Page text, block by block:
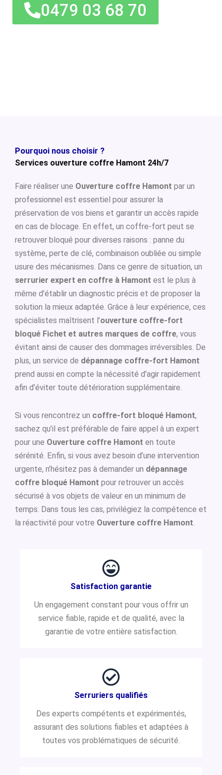
0479 03 68 70
Pourquoi nous choisir ?
Services ouverture coffre Hamont 24h/7
Faire réaliser une Ouverture coffre Hamont par un
professionnel est essentiel pour assurer la
préservation de vos biens et garantir un accès rapide
en cas de blocage. En effet, un coffre-fort peut se
retrouver bloqué pour diverses raisons : panne du
système, perte de clé, combinaison oubliée ou simple
usure des mécanismes. Dans ce genre de situation, un
serrurier expert en coffre à Hamont est le plus à
même d’établir un diagnostic précis et de proposer la
solution la mieux adaptée. Grâce à leur expérience, ces
spécialistes maîtrisent l’ouverture coffre-fort
bloqué Fichet et autres marques de coffre, vous
évitant ainsi de causer des dommages irréversibles. De
plus, un service de dépannage coffre-fort Hamont
prend aussi en compte la nécessité d’agir rapidement
afin d’éviter toute détérioration supplémentaire.
Si vous rencontrez un coffre-fort bloqué Hamont,
sachez qu’il est préférable de faire appel à un expert
pour une Ouverture coffre Hamont en toute
sérénité. Enfin, si vous avez besoin d’une intervention
urgente, n’hésitez pas à demander un dépannage
coffre bloqué Hamont pour retrouver un accès
sécurisé à vos objets de valeur en un minimum de
temps. Dans tous les cas, privilégiez la compétence et
la réactivité pour votre Ouverture coffre Hamont.
Satisfaction garantie
Un engagement constant pour vous offrir un
service fiable, rapide et de qualité, avec la
garantie de votre entière satisfaction.
Serruriers qualifiés
Des experts compétents et expérimentés,
assurant des solutions fiables et adaptées à
toutes vos problématiques de sécurité.